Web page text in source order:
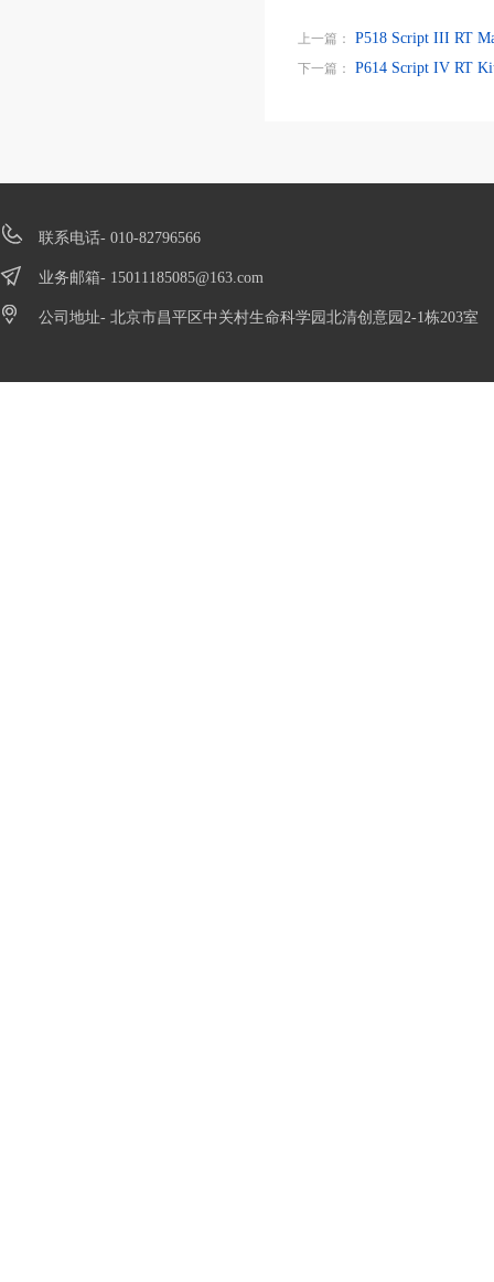
上一篇： P518 Script III RT
下一篇： P614 Script IV RT
联系电话- 010-82796566
业务邮箱- 15011185085@163.com
公司地址- 北京市昌平区中关村生命科学园北清创意园2-1栋203室